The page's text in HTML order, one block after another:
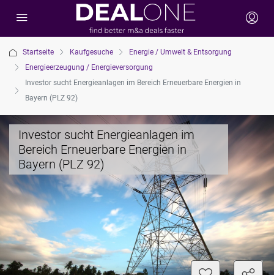
Startseite Kaufgesuche
Energie / Umwelt & Entsorgung
Energieerzeugung / Energieversorgung
Investor sucht Energieanlagen im Bereich Erneuerbare Energien in
Bayern (PLZ 92)
Investor sucht Energieanlagen im
Bereich Erneuerbare Energien in
Bayern (PLZ 92)